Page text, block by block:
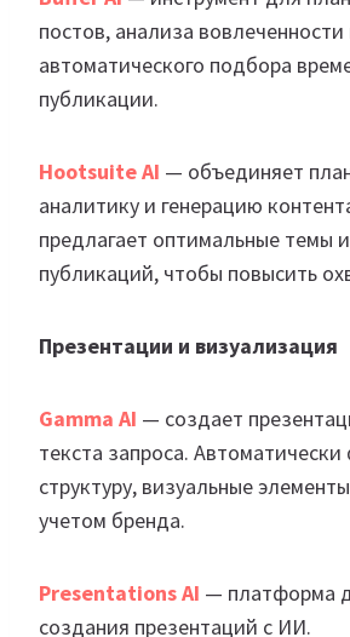
постов, анализа вовлеченности
автоматического подбора
публикации.
Hootsuite AI — объединяет
аналитику и генерацию
предлагает оптимальные темы
публикаций, чтобы повысить
Презентации и визуализация
Gamma AI — создает
текста запроса.
структуру, визуальные
учетом бренда.
Presentations AI — платформа
создания презентаций с ИИ.